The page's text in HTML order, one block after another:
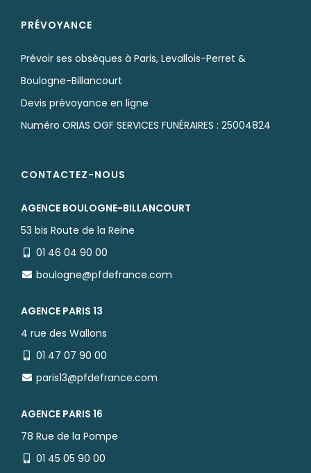
PRÉVOYANCE
Prévoir ses obsèques à Paris, Levallois-Perret &
Boulogne-Billancourt
Devis prévoyance en ligne
Numéro ORIAS OGF SERVICES FUNÉRAIRES : 25004824
CONTACTEZ-NOUS
AGENCE BOULOGNE-BILLANCOURT
53 bis Route de la Reine
01 46 04 90 00
boulogne@pfdefrance.com
AGENCE PARIS 13
4 rue des Wallons
01 47 07 90 00
paris13@pfdefrance.com
AGENCE PARIS 16
78 Rue de la Pompe
01 45 05 90 00